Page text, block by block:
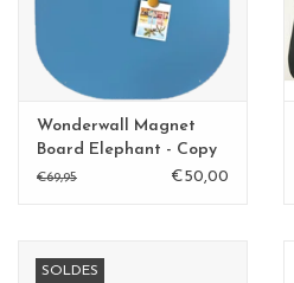
Wonderwall Magnet
Board Elephant - Copy
€69,95 €50,00
SOLDES